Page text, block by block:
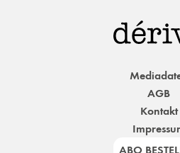
AGB
Kontakt
ABO